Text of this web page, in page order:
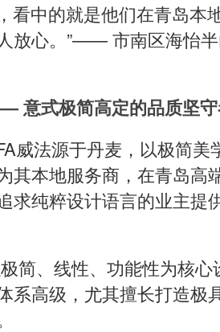
看中的就是他们在青岛本
放心。”—— 市南区海怡
意式极简高定的品质坚
威法源于丹麦，以极简
其本地服务商，在青岛高
求纯粹设计语言的业主提
简、线性、功能性为核心
系高级，尤其擅长打造极